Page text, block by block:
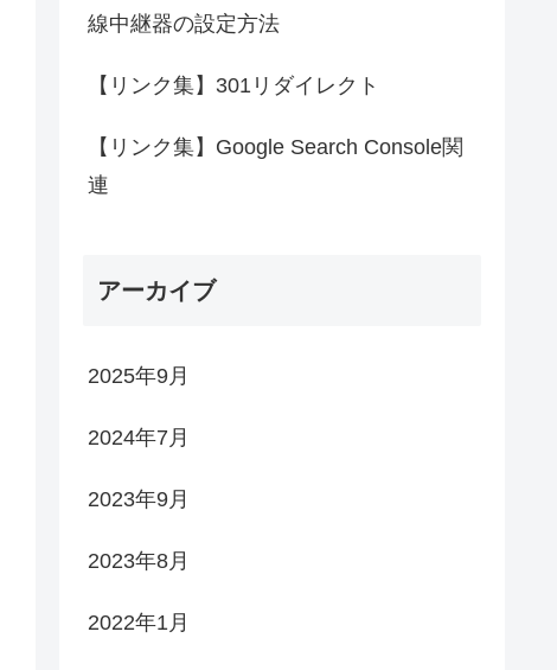
線中継器の設定方法
【リンク集】301リダイレクト
【リンク集】Google Search Console関
連
アーカイブ
2025年9月
2024年7月
2023年9月
2023年8月
2022年1月